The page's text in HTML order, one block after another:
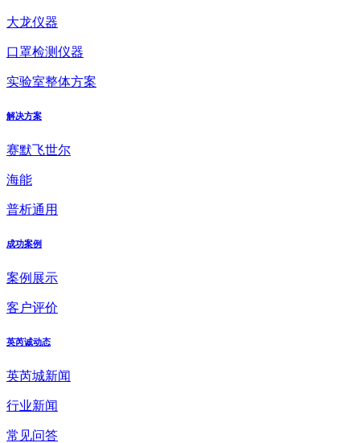
大龙仪器
口罩检测仪器
实验室整体方案
解决方案
赛默飞世尔
海能
普析通用
成功案例
案例展示
客户评价
英芮诚动态
英芮城新闻
行业新闻
常见问答